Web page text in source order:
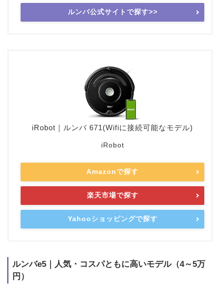
ルンバ公式サイトで探す>>
iRobot｜ルンバ 671(Wifiに接続可能なモデル)
iRobot
Amazonで探す
楽天市場で探す
Yahooショッピングで探す
ルンバe5｜人気・コスパともに高いモデル（4～5万
円）